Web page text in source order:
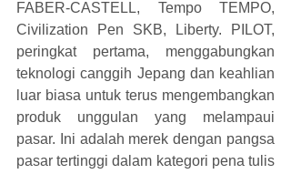
FABER-CASTELL, Tempo TEMPO,
Civilization Pen SKB, Liberty. PILOT,
peringkat pertama, menggabungkan
teknologi canggih Jepang dan keahlian
luar biasa untuk terus mengembangkan
produk unggulan yang melampaui
pasar. Ini adalah merek dengan pangsa
pasar tertinggi dalam kategori pena tulis